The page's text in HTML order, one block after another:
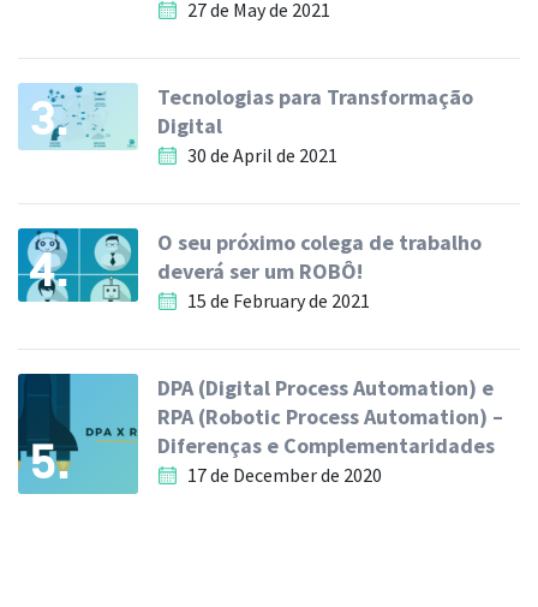
27 de May de 2021
3.
Tecnologias para Transformação
Digital
30 de April de 2021
4.
O seu próximo colega de trabalho
deverá ser um ROBÔ!
15 de February de 2021
5.
DPA (Digital Process Automation) e
RPA (Robotic Process Automation) –
Diferenças e Complementaridades
17 de December de 2020